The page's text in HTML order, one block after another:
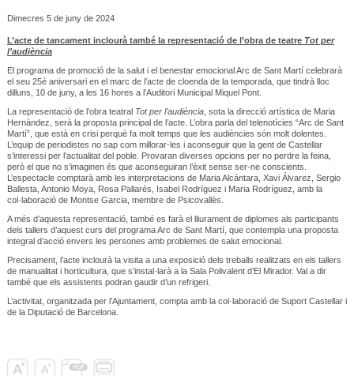
Dimecres 5 de juny de 2024
L’acte de tancament inclourà també la representació de l’obra de teatre Tot per
l’audiència
El programa de promoció de la salut i el benestar emocional Arc de Sant Martí celebrarà
el seu 25è aniversari en el marc de l’acte de cloenda de la temporada, que tindrà lloc
dilluns, 10 de juny, a les 16 hores a l’Auditori Municipal Miquel Pont.
La representació de l’obra teatral Tot per l’audiència, sota la direcció artística de Maria
Hernández, serà la proposta principal de l’acte. L’obra parla del telenotícies “Arc de Sant
Martí”, que està en crisi perquè fa molt temps que les audiències són molt dolentes.
L’equip de periodistes no sap com millorar-les i aconseguir que la gent de Castellar
s’interessi per l’actualitat del poble. Provaran diverses opcions per no perdre la feina,
però el que no s’imaginen és que aconseguiran l’èxit sense ser-ne conscients.
L’espectacle comptarà amb les interpretacions de Maria Alcántara, Xavi Álvarez, Sergio
Ballesta, Antonio Moya, Rosa Pallarès, Isabel Rodríguez i Maria Rodríguez, amb la
col·laboració de Montse Garcia, membre de Psicovallès.
A més d’aquesta representació, també es farà el lliurament de diplomes als participants
dels tallers d’aquest curs del programa Arc de Sant Martí, que contempla una proposta
integral d’acció envers les persones amb problemes de salut emocional.
Precisament, l’acte inclourà la visita a una exposició dels treballs realitzats en els tallers
de manualitat i horticultura, que s’instal·larà a la Sala Polivalent d’El Mirador. Val a dir
també que els assistents podran gaudir d’un refrigeri.
L’activitat, organitzada per l’Ajuntament, compta amb la col·laboració de Suport Castellar i
de la Diputació de Barcelona.